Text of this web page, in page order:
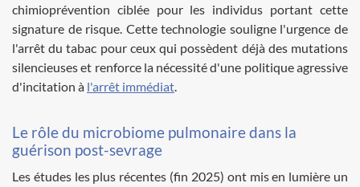
chimioprévention ciblée pour les individus portant cette
signature de risque. Cette technologie souligne l'urgence de
l'arrêt du tabac pour ceux qui possèdent déjà des mutations
silencieuses et renforce la nécessité d'une politique agressive
d'incitation à l'arrêt immédiat.
Le rôle du microbiome pulmonaire dans la
guérison post-sevrage
Les études les plus récentes (fin 2025) ont mis en lumière un